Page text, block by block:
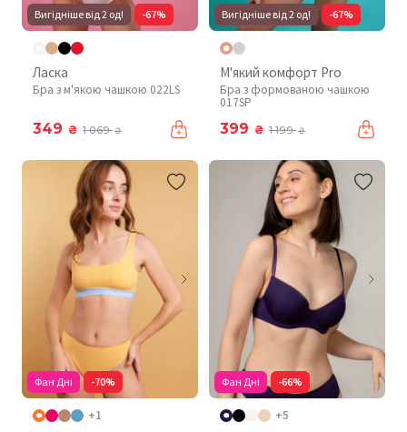
Вигідніше від 2 од! -67%
Ласка
Бра з м'якою чашкою 022LS
349 ₴ 1 069₴
Вигідніше від 2 од! -67%
М'який комфорт Pro
Бра з формованою чашкою
017SP
399 ₴ 1 199₴
Фан Дні -70%
+1
Фан Дні -66%
+5